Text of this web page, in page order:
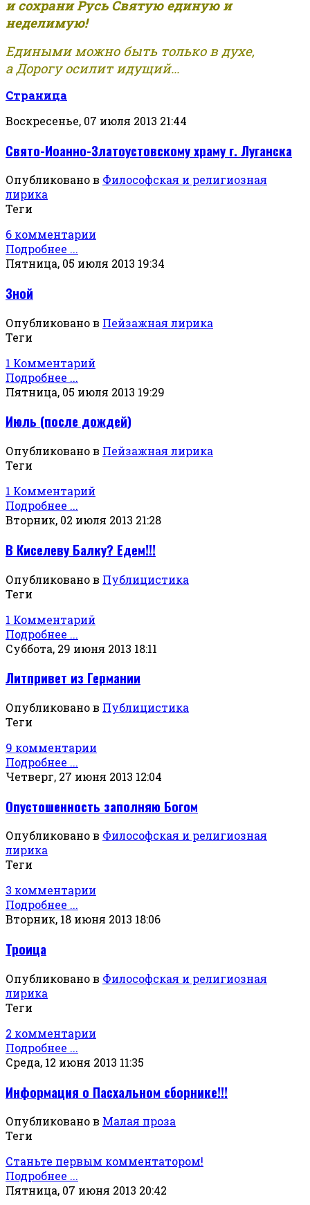
и сохрани Русь Святую единую и
неделимую!
Едиными можно быть только в духе,
а Дорогу осилит идущий...
Страница
Воскресенье, 07 июля 2013 21:44
Свято-Иоанно-Златоустовскому храму г. Луганска
Опубликовано в Философская и религиозная
лирика
Теги
6 комментарии
Подробнее ...
Пятница, 05 июля 2013 19:34
Зной
Опубликовано в Пейзажная лирика
Теги
1 Комментарий
Подробнее ...
Пятница, 05 июля 2013 19:29
Июль (после дождей)
Опубликовано в Пейзажная лирика
Теги
1 Комментарий
Подробнее ...
Вторник, 02 июля 2013 21:28
В Киселеву Балку? Едем!!!
Опубликовано в Публицистика
Теги
1 Комментарий
Подробнее ...
Суббота, 29 июня 2013 18:11
Литпривет из Германии
Опубликовано в Публицистика
Теги
9 комментарии
Подробнее ...
Четверг, 27 июня 2013 12:04
Опустошенность заполняю Богом
Опубликовано в Философская и религиозная
лирика
Теги
3 комментарии
Подробнее ...
Вторник, 18 июня 2013 18:06
Троица
Опубликовано в Философская и религиозная
лирика
Теги
2 комментарии
Подробнее ...
Среда, 12 июня 2013 11:35
Информация о Пасхальном сборнике!!!
Опубликовано в Малая проза
Теги
Станьте первым комментатором!
Подробнее ...
Пятница, 07 июня 2013 20:42